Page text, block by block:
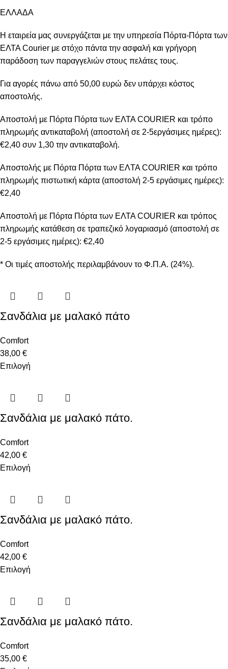
ΕΛΛΑΔΑ
Η εταιρεία μας συνεργάζεται με την υπηρεσία Πόρτα-Πόρτα των
ΕΛΤΑ Courier με στόχο πάντα την ασφαλή και γρήγορη
παράδοση των παραγγελιών στους πελάτες τους.
Για αγορές πάνω από 50,00 ευρώ δεν υπάρχει κόστος
αποστολής.
Αποστολή με Πόρτα Πόρτα των ΕΛΤΑ COURIER και τρόπο
πληρωμής αντικαταβολή (αποστολή σε 2-5εργάσιμες ημέρες):
€2,40 συν 1,30 την αντικαταβολή.
Αποστολής με Πόρτα Πόρτα των ΕΛTA COURIER και τρόπο
πληρωμής πιστωτική κάρτα (αποστολή 2-5 εργάσιμες ημέρες):
€2,40
Αποστολή με Πόρτα Πόρτα των ΕΛΤΑ COURIER και τρόπος
πληρωμής κατάθεση σε τραπεζικό λογαριασμό (αποστολή σε
2-5 εργάσιμες ημέρες): €2,40
* Οι τιμές αποστολής περιλαμβάνουν το Φ.Π.Α. (24%).
Σανδάλια με μαλακό πάτο
Comfort
38,00 €
Επιλογή
Σανδάλια με μαλακό πάτο.
Comfort
42,00 €
Επιλογή
Σανδάλια με μαλακό πάτο.
Comfort
42,00 €
Επιλογή
Σανδάλια με μαλακό πάτο.
Comfort
35,00 €